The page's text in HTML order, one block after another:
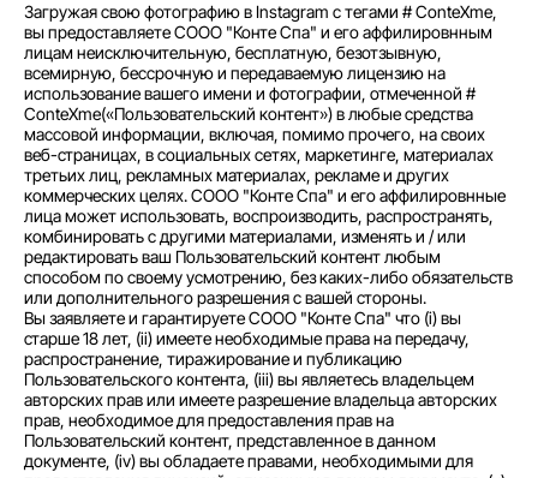
Загружая свою фотографию в Instagram с тегами # ConteXme,
вы предоставляете СООО "Конте Спа" и его аффилировнным
лицам неисключительную, бесплатную, безотзывную,
всемирную, бессрочную и передаваемую лицензию на
использование вашего имени и фотографии, отмеченной #
ConteXme(«Пользовательский контент») в любые средства
массовой информации, включая, помимо прочего, на своих
веб-страницах, в социальных сетях, маркетинге, материалах
третьих лиц, рекламных материалах, рекламе и других
коммерческих целях. СООО "Конте Спа" и его аффилировнные
лица может использовать, воспроизводить, распространять,
комбинировать с другими материалами, изменять и / или
редактировать ваш Пользовательский контент любым
способом по своему усмотрению, без каких-либо обязательств
или дополнительного разрешения с вашей стороны.
Вы заявляете и гарантируете СООО "Конте Спа" что (i) вы
старше 18 лет, (ii) имеете необходимые права на передачу,
распространение, тиражирование и публикацию
Пользовательского контента, (iii) вы являетесь владельцем
авторских прав или имеете разрешение владельца авторских
прав, необходимое для предоставления прав на
Пользовательский контент, представленное в данном
документе, (iv) вы обладаете правами, необходимыми для